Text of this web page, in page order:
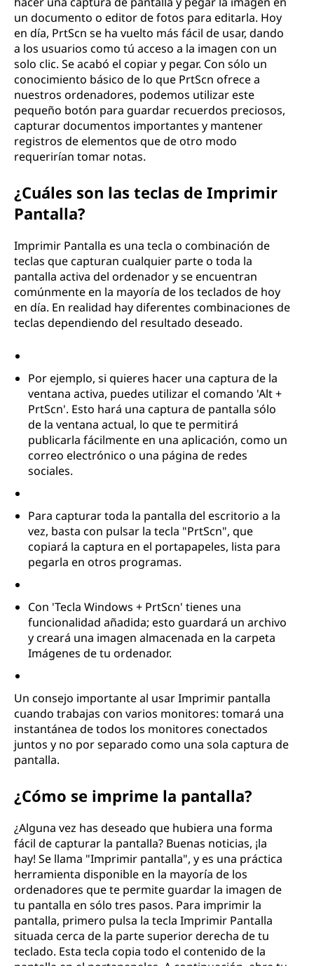
un documento o editor de fotos para editarla. Hoy
en día, PrtScn se ha vuelto más fácil de usar, dando
a los usuarios como tú acceso a la imagen con un
solo clic. Se acabó el copiar y pegar. Con sólo un
conocimiento básico de lo que PrtScn ofrece a
nuestros ordenadores, podemos utilizar este
pequeño botón para guardar recuerdos preciosos,
capturar documentos importantes y mantener
registros de elementos que de otro modo
requerirían tomar notas.
¿Cuáles son las teclas de Imprimir
Pantalla?
Imprimir Pantalla es una tecla o combinación de
teclas que capturan cualquier parte o toda la
pantalla activa del ordenador y se encuentran
comúnmente en la mayoría de los teclados de hoy
en día. En realidad hay diferentes combinaciones de
teclas dependiendo del resultado deseado.
Por ejemplo, si quieres hacer una captura de la
ventana activa, puedes utilizar el comando 'Alt +
PrtScn'. Esto hará una captura de pantalla sólo
de la ventana actual, lo que te permitirá
publicarla fácilmente en una aplicación, como un
correo electrónico o una página de redes
sociales.
Para capturar toda la pantalla del escritorio a la
vez, basta con pulsar la tecla "PrtScn", que
copiará la captura en el portapapeles, lista para
pegarla en otros programas.
Con 'Tecla Windows + PrtScn' tienes una
funcionalidad añadida; esto guardará un archivo
y creará una imagen almacenada en la carpeta
Imágenes de tu ordenador.
Un consejo importante al usar Imprimir pantalla
cuando trabajas con varios monitores: tomará una
instantánea de todos los monitores conectados
juntos y no por separado como una sola captura de
pantalla.
¿Cómo se imprime la pantalla?
¿Alguna vez has deseado que hubiera una forma
fácil de capturar la pantalla? Buenas noticias, ¡la
hay! Se llama "Imprimir pantalla", y es una práctica
herramienta disponible en la mayoría de los
ordenadores que te permite guardar la imagen de
tu pantalla en sólo tres pasos. Para imprimir la
pantalla, primero pulsa la tecla Imprimir Pantalla
situada cerca de la parte superior derecha de tu
teclado. Esta tecla copia todo el contenido de la